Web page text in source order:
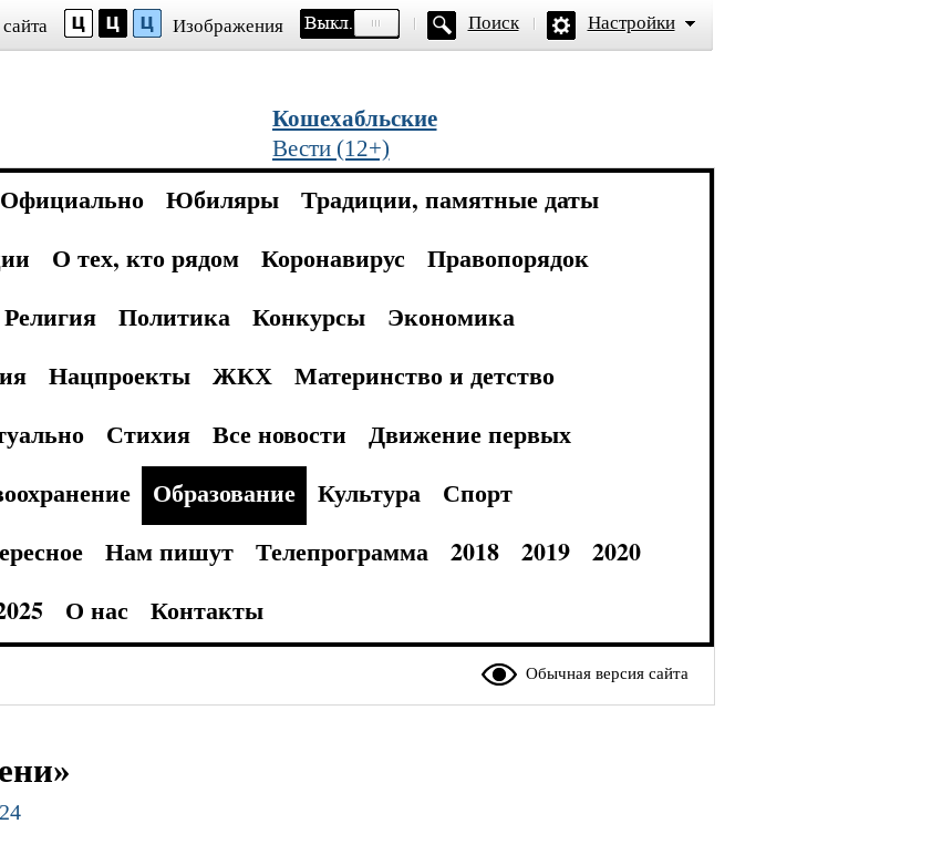
Изображения Поиск Настройки
Кошехабльские
Вести (12+)
Официально Юбиляры
Традиции, памятные даты
О тех, кто рядом Коронавирус
Правопорядок
Религия Политика Конкурсы
Экономика
Нацпроекты ЖКХ
Материнство и детство
Стихия Все новости
Движение первых
Образование Культура
Спорт
Нам пишут Телепрограмма 2018 2019
2020
О нас Контакты
Обычная версия сайта